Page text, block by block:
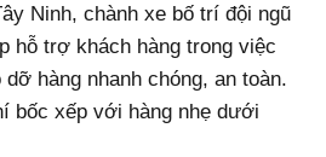
Ninh, chành xe bố trí đội ngũ
hỗ trợ khách hàng trong việc
hàng nhanh chóng, an toàn.
bốc xếp với hàng nhẹ dưới